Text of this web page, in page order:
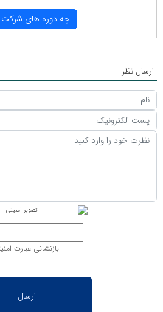
چه دوره های شركت
ارسال نظر
بازنشانی عبارت